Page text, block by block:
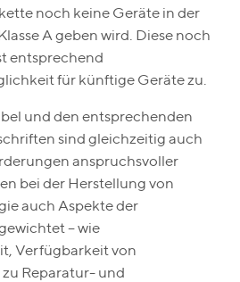
noch keine Geräte in der
A geben wird. Diese noch
entsprechend
für künftige Geräte zu.
und den entsprechenden
sind gleichzeitig auch
anspruchsvoller
bei der Herstellung von
auch Aspekte der
– wie
Verfügbarkeit von
Reparatur- und